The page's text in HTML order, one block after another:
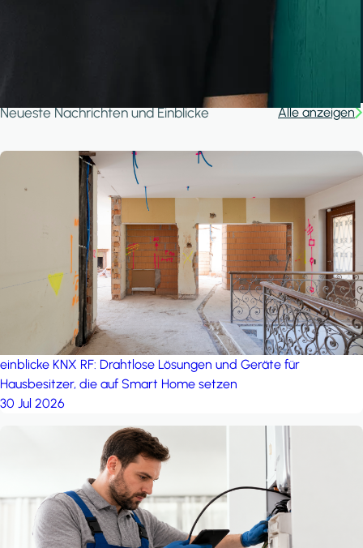
Neueste Nachrichten und Einblicke Alle anzeigen
einblicke KNX RF: Drahtlose Lösungen und Geräte für
Hausbesitzer, die auf Smart Home setzen
30 Jul 2026